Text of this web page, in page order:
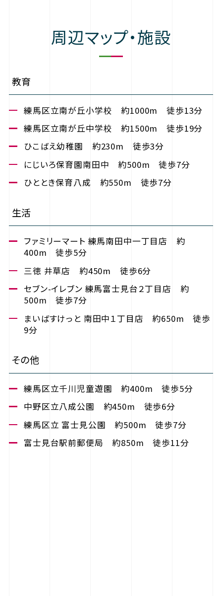
周辺マップ・施設
教育
練馬区立南が丘小学校 約1000m 徒歩13分
練馬区立南が丘中学校 約1500m 徒歩19分
ひこばえ幼稚園 約230m 徒歩3分
にじいろ保育園南田中 約500m 徒歩7分
ひととき保育八成 約550m 徒歩7分
生活
ファミリーマート 練馬南田中一丁目店 約
400m 徒歩5分
三徳 井草店 約450m 徒歩6分
セブン-イレブン 練馬富士見台２丁目店 約
500m 徒歩7分
まいばすけっと 南田中１丁目店 約650m 徒歩
9分
その他
練馬区立千川児童遊園 約400m 徒歩5分
中野区立八成公園 約450m 徒歩6分
練馬区立 富士見公園 約500m 徒歩7分
富士見台駅前郵便局 約850m 徒歩11分